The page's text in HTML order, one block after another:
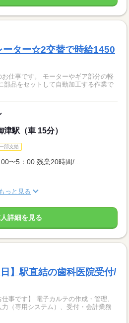
ター☆2交替で時給1450
仕事です。 モーターやギア部分の軽
部品をセットして自動加工する作業で
駅（車 15分）
部支給
〜5：00 残業20時間/...
もっと見る
詳細を見る
】駅直結の歯科医院受付/
事です】 電子カルテの作成・管理、
（専用システム）、受付・会計業務